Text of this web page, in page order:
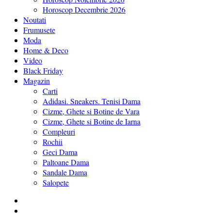
Horoscop Decembrie 2026
Noutati
Frumusete
Moda
Home & Deco
Video
Black Friday
Magazin
Carti
Adidasi. Sneakers. Tenisi Dama
Cizme, Ghete si Botine de Vara
Cizme, Ghete si Botine de Iarna
Compleuri
Rochii
Geci Dama
Paltoane Dama
Sandale Dama
Salopete